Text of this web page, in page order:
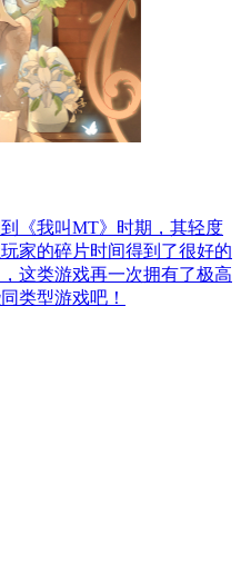
《我叫MT》时期，其轻度
家的碎片时间得到了很好的
这类游戏再一次拥有了极高
类型游戏吧！